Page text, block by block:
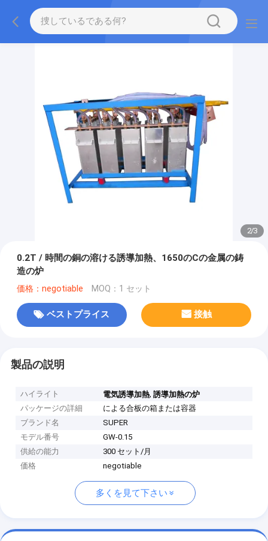
2/3
0.2T / 時間の銅の溶ける誘導加熱、1650のCの金属の鋳
造の炉
価格：negotiable MOQ：1 セット
ベストプライス 接触
製品の説明
ハイライト 電気誘導加熱,誘導加熱の炉
パッケージの詳細
による合板の箱または容器
ブランド名
SUPER
モデル番号
GW-0.15
供給の能力
300 セット/月
価格
negotiable
多くを見て下さい